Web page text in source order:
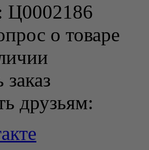
Ц0002186
о товаре
друзьям: